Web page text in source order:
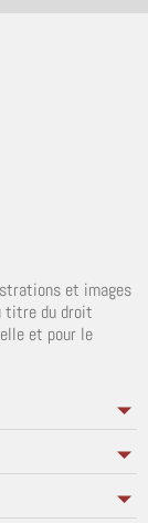
et images
titre du droit
et pour le